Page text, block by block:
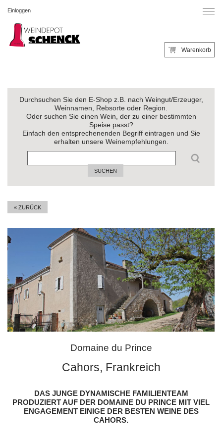
Einloggen
Warenkorb
Durchsuchen Sie den E-Shop z.B. nach Weingut/Erzeuger,
Weinnamen, Rebsorte oder Region.
Oder suchen Sie einen Wein, der zu einer bestimmten
Speise passt?
Einfach den entsprechenenden Begriff eintragen und Sie
erhalten unsere Weinempfehlungen.
SUCHEN
« ZURÜCK
Domaine du Prince
Cahors, Frankreich
DAS JUNGE DYNAMISCHE FAMILIENTEAM
PRODUZIERT AUF DER DOMAINE DU PRINCE MIT VIEL
ENGAGEMENT EINIGE DER BESTEN WEINE DES
CAHORS.